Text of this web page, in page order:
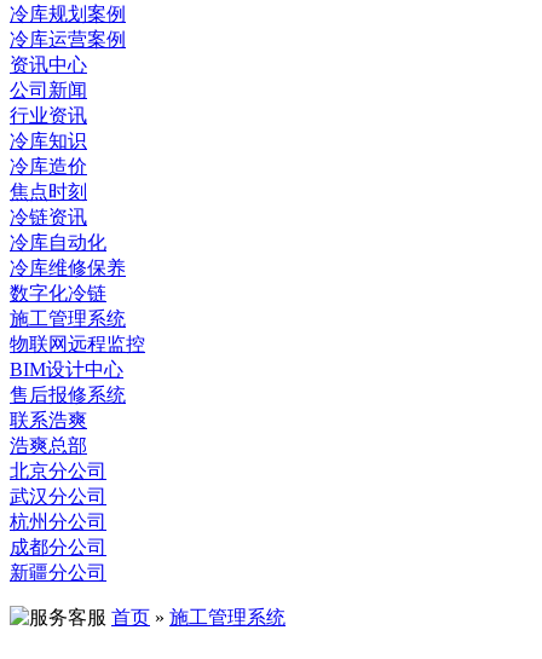
冷库规划案例
冷库运营案例
资讯中心
公司新闻
行业资讯
冷库知识
冷库造价
焦点时刻
冷链资讯
冷库自动化
冷库维修保养
数字化冷链
施工管理系统
物联网远程监控
BIM设计中心
售后报修系统
联系浩爽
浩爽总部
北京分公司
武汉分公司
杭州分公司
成都分公司
新疆分公司
首页 » 施工管理系统